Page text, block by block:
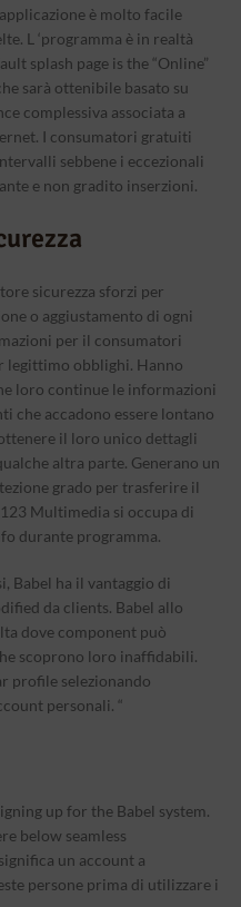
è molto facile
L ‘programma è in realtà
splash page is the “Online”
sarà ottenibile basato su
complessiva associata a
I consumatori gratuiti
sebbene i eccezionali
e non gradito inserzioni.
sicurezza sforzi per
o aggiustamento di ogni
per il consumatori
legittimo obblighi. Hanno
loro continue le informazioni
che accadono essere lontano
il loro unico dettagli
altra parte. Generano un
grado per trasferire il
Multimedia si occupa di
durante programma.
Babel ha il vantaggio di
da clients. Babel allo
dove component può
scoprono loro inaffidabili.
profile selezionando
personali. “
up for the Babel system.
below seamless
un account a
persone prima di utilizzare i